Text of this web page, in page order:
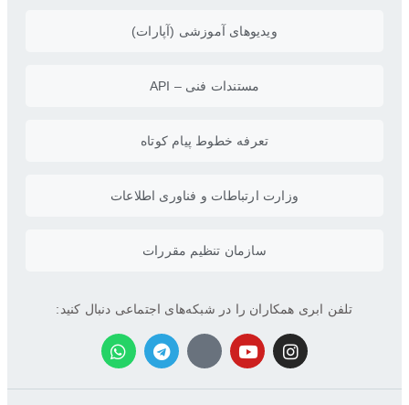
ویدیو‌های آموزشی (آپارات)
مستندات فنی – API
تعرفه خطوط پیام کوتاه
وزارت ارتباطات و فناوری اطلاعات
سازمان تنظیم مقررات
تلفن ابری همکاران را در شبکه‌های اجتماعی دنبال کنید: